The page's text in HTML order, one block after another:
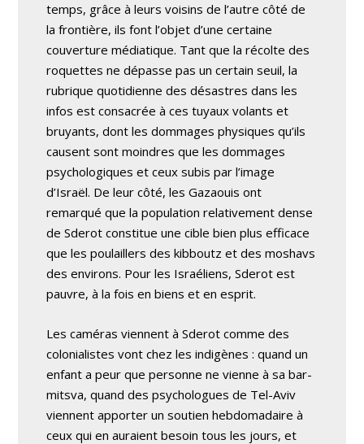
temps, grâce à leurs voisins de l’autre côté de
la frontière, ils font l’objet d’une certaine
couverture médiatique. Tant que la récolte des
roquettes ne dépasse pas un certain seuil, la
rubrique quotidienne des désastres dans les
infos est consacrée à ces tuyaux volants et
bruyants, dont les dommages physiques qu’ils
causent sont moindres que les dommages
psychologiques et ceux subis par l’image
d’Israël. De leur côté, les Gazaouis ont
remarqué que la population relativement dense
de Sderot constitue une cible bien plus efficace
que les poulaillers des kibboutz et des moshavs
des environs. Pour les Israéliens, Sderot est
pauvre, à la fois en biens et en esprit.
Les caméras viennent à Sderot comme des
colonialistes vont chez les indigènes : quand un
enfant a peur que personne ne vienne à sa bar-
mitsva, quand des psychologues de Tel-Aviv
viennent apporter un soutien hebdomadaire à
ceux qui en auraient besoin tous les jours, et